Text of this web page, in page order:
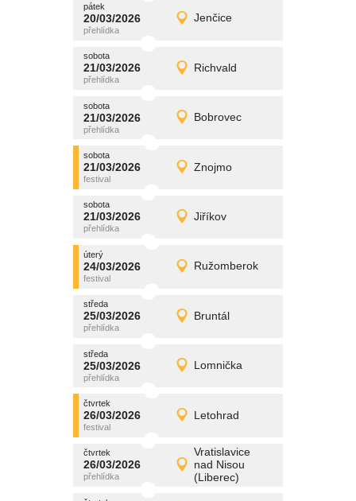
pátek
20/03/2026 Jenčice
pátek
20/03/2026 Detail
promítání
sobota
21/03/2026 Richvald
sobota
21/03/2026 Detail
promítání
sobota
21/03/2026 Bobrovec
sobota
21/03/2026 Detail
promítání
sobota
21/03/2026 Znojmo
sobota
21/03/2026 Detail
promítání
sobota
21/03/2026 Jiříkov
sobota
21/03/2026 Detail
promítání
úterý
24/03/2026 Ružomberok
úterý
24/03/2026 Detail
promítání
středa
25/03/2026 Bruntál
středa
25/03/2026 Detail
promítání
středa
25/03/2026 Lomnička
středa
25/03/2026 Detail
promítání
čtvrtek
26/03/2026 Letohrad
čtvrtek
26/03/2026 Detail
promítání
čtvrtek
26/03/2026
Vratislavice
nad Nisou
(Liberec)
čtvrtek
26/03/2026 Detail
promítání